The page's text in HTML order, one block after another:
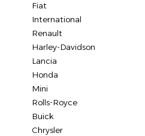
Fiat
International
Renault
Harley-Davidson
Lancia
Honda
Mini
Rolls-Royce
Buick
Chrysler